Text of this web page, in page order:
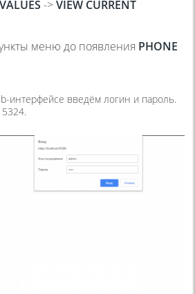
->VIEW CURRENT
меню до появления PHONE
интерфейсе введём логин и пароль.